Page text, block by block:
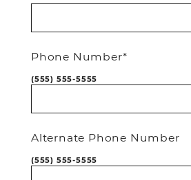
Phone Number*
(555) 555-5555
Alternate Phone Number
(555) 555-5555